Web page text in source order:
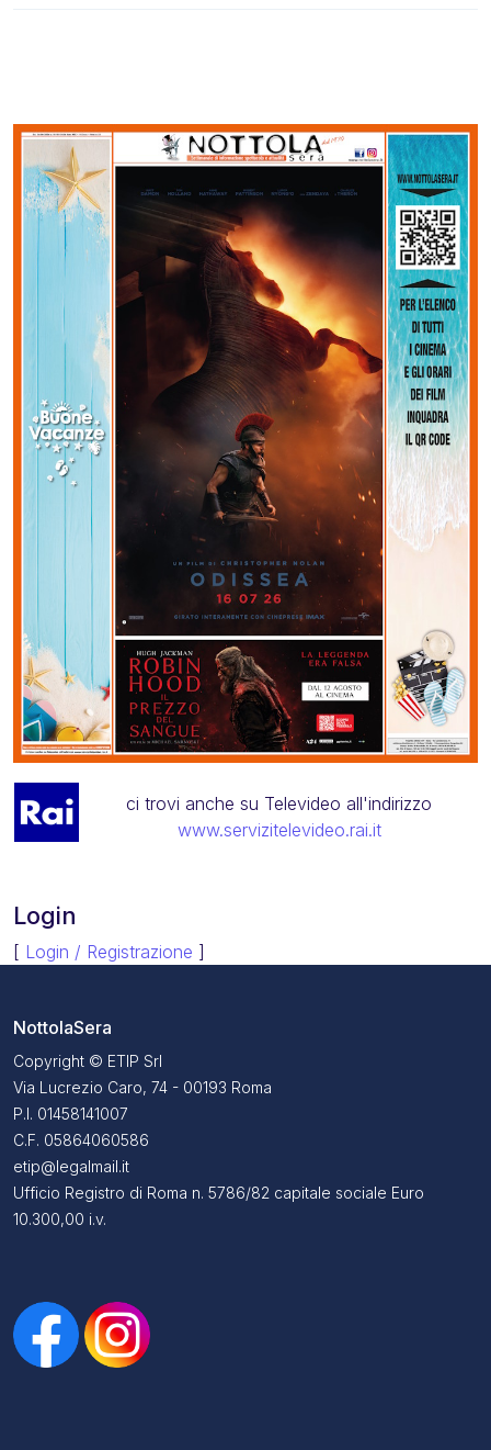
ci trovi anche su Televideo all'indirizzo
www.servizitelevideo.rai.it
Login
[ Login / Registrazione ]
NottolaSera
Copyright © ETIP Srl
Via Lucrezio Caro, 74 - 00193 Roma
P.I. 01458141007
C.F. 05864060586
etip@legalmail.it
Ufficio Registro di Roma n. 5786/82 capitale sociale Euro
10.300,00 i.v.